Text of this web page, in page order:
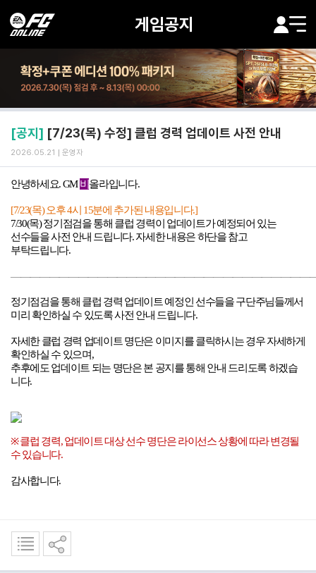
게임공지
[공지] [7/23(목) 수정] 클럽 경력 업데이트 사전 안내
2026.05.21 운영자
안녕하세요.GM비 올라입니다.
[7/23(목) 오후4시 15분에 추가된 내용입니다.]
7/30(목)정기점검을 통해 클럽 경력이 업데이트가 예정되어 있는
선수들을 사전 안내 드립니다. 자세한 내용은 하단을 참고
부탁드립니다.
정기점검을 통해 클럽 경력 업데이트 예정인 선수들을 구단주님들께서
미리 확인하실 수 있도록 사전 안내 드립니다.
자세한 클럽 경력 업데이트 명단은 이미지를 클릭하시는 경우 자세하게
확인하실 수 있으며,
추후에도 업데이트 되는 명단은 본 공지를 통해 안내 드리도록 하겠습
니다.
※클럽 경력,업데이트 대상 선수 명단은 라이선스 상황에 따라 변경될
수 있습니다.
감사합니다.